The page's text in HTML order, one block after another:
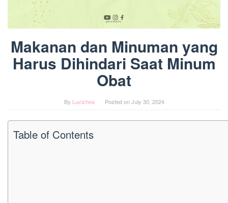
Makanan dan Minuman yang
Harus Dihindari Saat Minum
Obat
By Luvizhea Posted onJuly 30, 2024
Table of Contents